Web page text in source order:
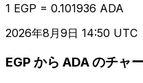
1 EGP = 0.101936 ADA
2026年8月9日 14:50 UTC
EGP から ADA のチャ